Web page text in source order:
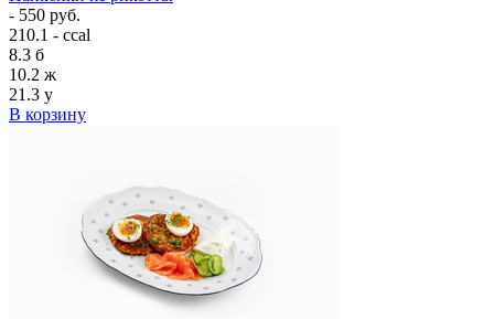
- 550 руб.
210.1 - ccal
8.3 б
10.2 ж
21.3 у
В корзину